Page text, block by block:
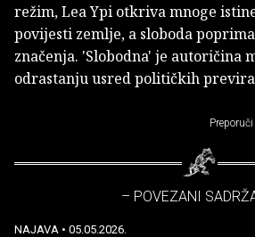
režim, Lea Ypi otkriva mnoge
povijesti zemlje, a sloboda
značenja. 'Slobodna' je autoričina
odrastanju usred političkih
– POVEZANI
NAJAVA • 05.05.2026.